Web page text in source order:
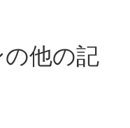
他の記